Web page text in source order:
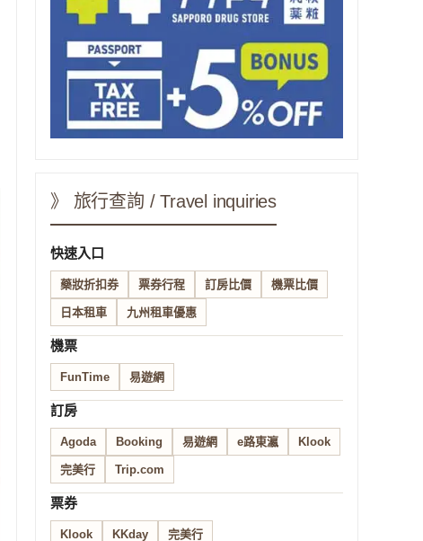
》 旅行查詢 / Travel inquiries
快速入口
藥妝折扣券 票券行程 訂房比價 機票比價
日本租車 九州租車優惠
機票
FunTime 易遊網
訂房
Agoda Booking 易遊網 e路東瀛 Klook
完美行 Trip.com
票券
Klook KKday 完美行